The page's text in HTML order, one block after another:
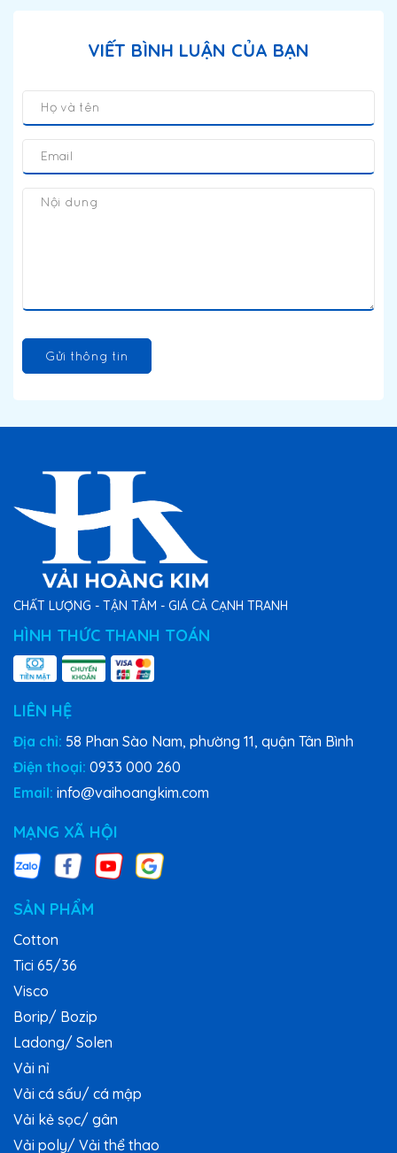
VIẾT BÌNH LUẬN CỦA BẠN
Gửi thông tin
CHẤT LƯỢNG - TẬN TÂM - GIÁ CẢ CẠNH TRANH
HÌNH THỨC THANH TOÁN
LIÊN HỆ
Địa chỉ: 58 Phan Sào Nam, phường 11, quận Tân Bình
Điện thoại: 0933 000 260
Email: info@vaihoangkim.com
MẠNG XÃ HỘI
SẢN PHẨM
Cotton
Tici 65/36
Visco
Borip/ Bozip
Ladong/ Solen
Vải nỉ
Vải cá sấu/ cá mập
Vải kẻ sọc/ gân
Vải poly/ Vải thể thao